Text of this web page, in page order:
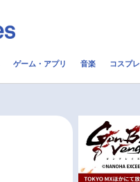
配信・Vtuber
今期アニメ曜日別一覧
ゲーム・アプリ 音楽 コスプレ